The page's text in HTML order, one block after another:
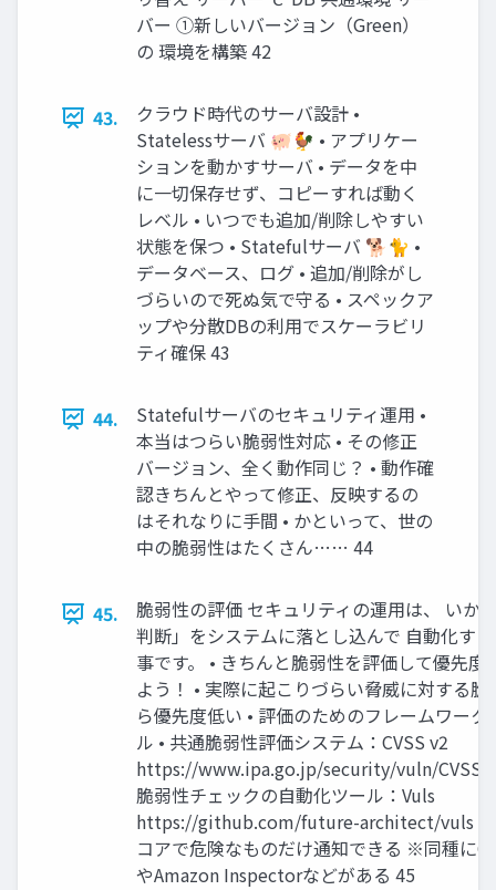
バー ①新しいバージョン（Green）
の 環境を構築 42
43.
クラウド時代のサーバ設計 •
Statelessサーバ 🐖🐓 • アプリケー
ションを動かすサーバ • データを中
に一切保存せず、コピーすれば動く
レベル • いつでも追加/削除しやすい
状態を保つ • Statefulサーバ 🐕🐈 •
データベース、ログ • 追加/削除がし
づらいので死ぬ気で守る • スペックア
ップや分散DBの利用でスケーラビリ
ティ確保 43
44.
Statefulサーバのセキュリティ運用 •
本当はつらい脆弱性対応 • その修正
バージョン、全く動作同じ？ • 動作確
認きちんとやって修正、反映するの
はそれなりに手間 • かといって、世の
中の脆弱性はたくさん…… 44
45.
脆弱性の評価 セキュリティの運用は、 いか
判断」をシステムに落とし込んで 自動化す
事です。 • きちんと脆弱性を評価して優先度
よう！ • 実際に起こりづらい脅威に対する脆
ら優先度低い • 評価のためのフレームワーク
ル • 共通脆弱性評価システム：CVSS v2
https://www.ipa.go.jp/security/vuln/
脆弱性チェックの自動化ツール：Vuls
https://github.com/future-architect/vuls
コアで危険なものだけ通知できる ※同種に
やAmazon Inspectorなどがある 45